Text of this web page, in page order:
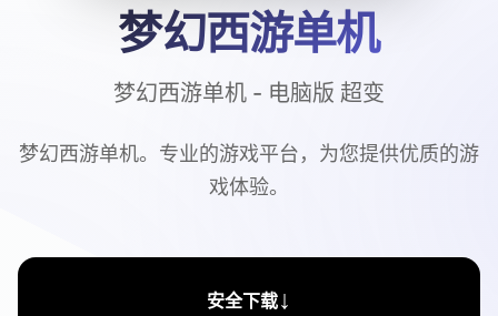
梦幻西游单机
梦幻西游单机 - 电脑版 超变
梦幻西游单机。专业的游戏平台，为您提供优质的游
戏体验。
安全下载↓